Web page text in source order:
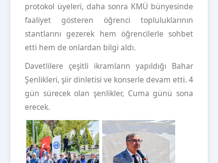
protokol üyeleri, daha sonra KMÜ bünyesinde
faaliyet gösteren öğrenci topluluklarının
stantlarını gezerek hem öğrencilerle sohbet
etti hem de onlardan bilgi aldı.
Davetlilere çeşitli ikramların yapıldığı Bahar
Şenlikleri, şiir dinletisi ve konserle devam etti. 4
gün sürecek olan şenlikler, Cuma günü sona
erecek.